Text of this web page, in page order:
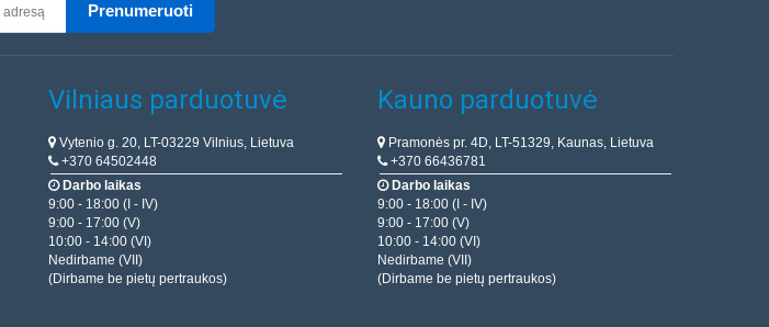
Prenumeruoti
Vilniaus parduotuvė
Vytenio g. 20, LT-03229 Vilnius, Lietuva
+370 64502448
Darbo laikas
9:00 - 18:00 (I - IV)
9:00 - 17:00 (V)
10:00 - 14:00 (VI)
Nedirbame (VII)
(Dirbame be pietų pertraukos)
Kauno parduotuvė
Pramonės pr. 4D, LT-51329, Kaunas, Lietuva
+370 66436781
Darbo laikas
9:00 - 18:00 (I - IV)
9:00 - 17:00 (V)
10:00 - 14:00 (VI)
Nedirbame (VII)
(Dirbame be pietų pertraukos)